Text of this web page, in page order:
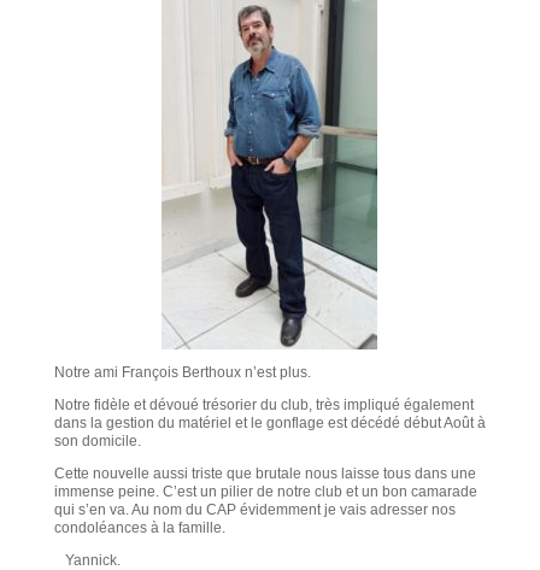
Notre ami François Berthoux n’est plus.
Notre fidèle et dévoué trésorier du club, très impliqué également
dans la gestion du matériel et le gonflage est décédé début Août à
son domicile.
Cette nouvelle aussi triste que brutale nous laisse tous dans une
immense peine. C’est un pilier de notre club et un bon camarade
qui s’en va. Au nom du CAP évidemment je vais adresser nos
condoléances à la famille.
Yannick.